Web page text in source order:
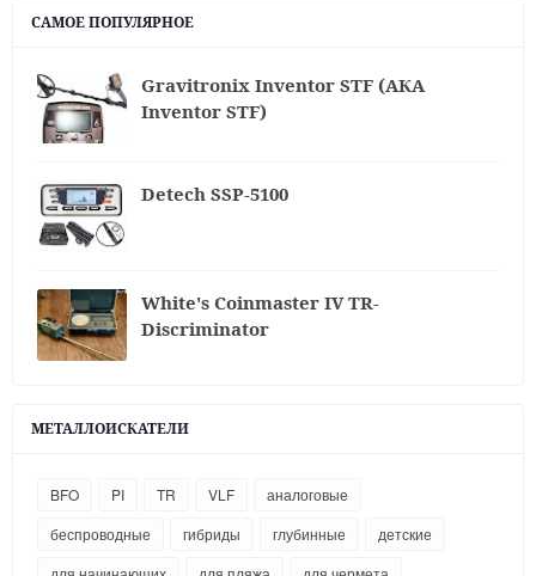
САМОЕ ПОПУЛЯРНОЕ
Gravitronix Inventor STF (АКА
Inventor STF)
Detech SSP-5100
White's Coinmaster IV TR-
Discriminator
МЕТАЛЛОИСКАТЕЛИ
BFO PI TR VLF
аналоговые
беспроводные
гибриды глубинные
детские